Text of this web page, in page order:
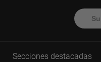
Secciones destacadas